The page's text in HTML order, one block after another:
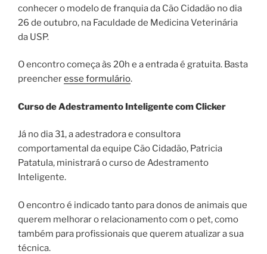
conhecer o modelo de franquia da Cão Cidadão no dia
26 de outubro, na Faculdade de Medicina Veterinária
da USP.
O encontro começa às 20h e a entrada é gratuita. Basta
preencheresse formulário.
Curso de Adestramento Inteligente com Clicker
Já no dia 31, a adestradora e consultora
comportamental da equipe Cão Cidadão, Patricia
Patatula, ministrará o curso de Adestramento
Inteligente.
O encontro é indicado tanto para donos de animais que
querem melhorar o relacionamento com o pet, como
também para profissionais que querem atualizar a sua
técnica.